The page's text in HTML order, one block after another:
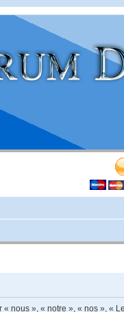
nous », « notre », « nos », «